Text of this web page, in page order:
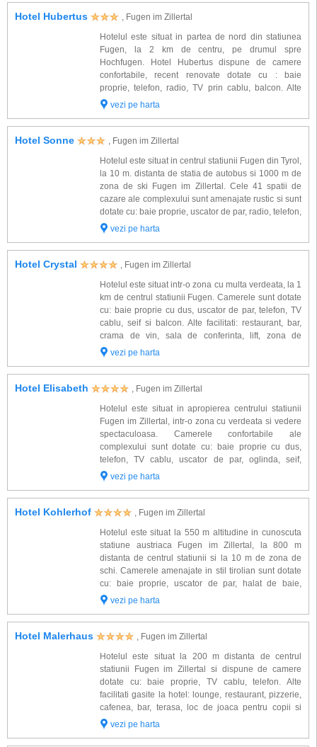
Hotel Hubertus
, Fugen im Zillertal
Hotelul este situat in partea de nord din statiunea
Fugen, la 2 km de centru, pe drumul spre
Hochfugen. Hotel Hubertus dispune de camere
confortabile, recent renovate dotate cu : baie
proprie, telefon, radio, TV prin cablu, balcon. Alte
facilitati oferite la hotel: restaurant, bar, sauna bar,
vezi pe harta
Hotel Sonne
, Fugen im Zillertal
Hotelul este situat in centrul statiunii Fugen din Tyrol,
la 10 m. distanta de statia de autobus si 1000 m de
zona de ski Fugen im Zillertal. Cele 41 spatii de
cazare ale complexului sunt amenajate rustic si sunt
dotate cu: baie proprie, uscator de par, radio, telefon,
TV sat. Alte facilitati oferite la hotel: receptie, spatiu
vezi pe harta
Hotel Crystal
, Fugen im Zillertal
Hotelul este situat intr-o zona cu multa verdeata, la 1
km de centrul statiunii Fugen. Camerele sunt dotate
cu: baie proprie cu dus, uscator de par, telefon, TV
cablu, seif si balcon. Alte facilitati: restaurant, bar,
crama de vin, sala de conferinta, lift, zona de
gradina spatioasa (3300 mp.) pt. mai multe
vezi pe harta
Hotel Elisabeth
, Fugen im Zillertal
Hotelul este situat in apropierea centrului statiunii
Fugen im Zillertal, intr-o zona cu verdeata si vedere
spectaculoasa. Camerele confortabile ale
complexului sunt dotate cu: baie proprie cu dus,
telefon, TV cablu, uscator de par, oglinda, seif,
balcon. Alte facilitati oferite la hotel: restaurant, bar,
vezi pe harta
Hotel Kohlerhof
, Fugen im Zillertal
Hotelul este situat la 550 m altitudine in cunoscuta
statiune austriaca Fugen im Zillertal, la 800 m
distanta de centrul statiunii si la 10 m de zona de
schi. Camerele amenajate in stil tirolian sunt dotate
cu: baie proprie, uscator de par, halat de baie,
telefon, Tv cablu, seif. Alte facilitati la hotel:
vezi pe harta
Hotel Malerhaus
, Fugen im Zillertal
Hotelul este situat la 200 m distanta de centrul
statiunii Fugen im Zillertal si dispune de camere
dotate cu: baie proprie, TV cablu, telefon. Alte
facilitati gasite la hotel: lounge, restaurant, pizzerie,
cafenea, bar, terasa, loc de joaca pentru copii si
parcare. Ski liftul si partia de ski sunt situate la 600
vezi pe harta